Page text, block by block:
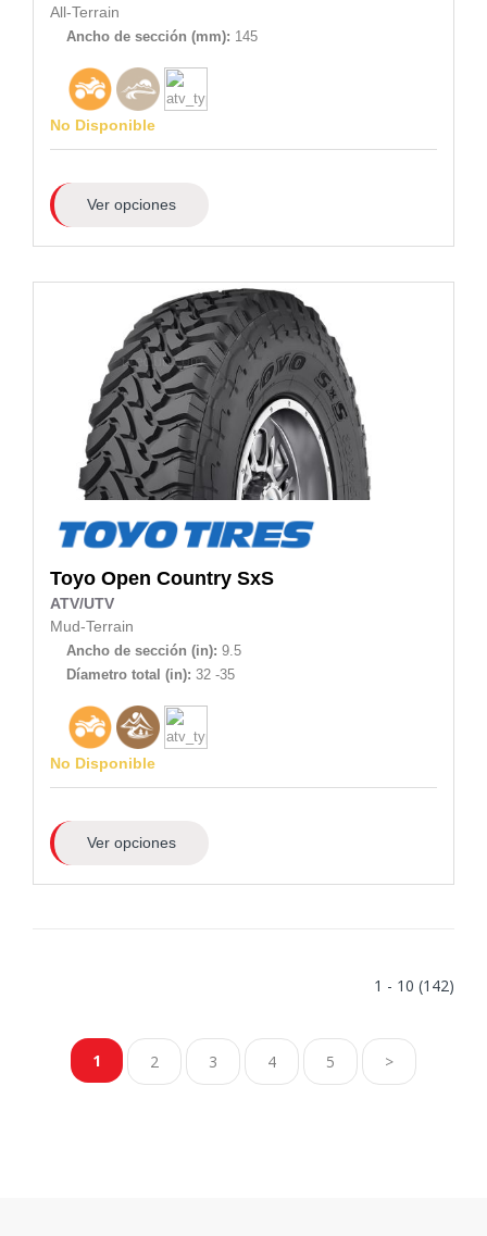
All-Terrain
Ancho de sección (mm): 145
No Disponible
Ver opciones
Toyo Open Country SxS
ATV/UTV
Mud-Terrain
Ancho de sección (in): 9.5
Díametro total (in): 32 -35
No Disponible
Ver opciones
1 - 10 (142)
1 2 3 4 5 >